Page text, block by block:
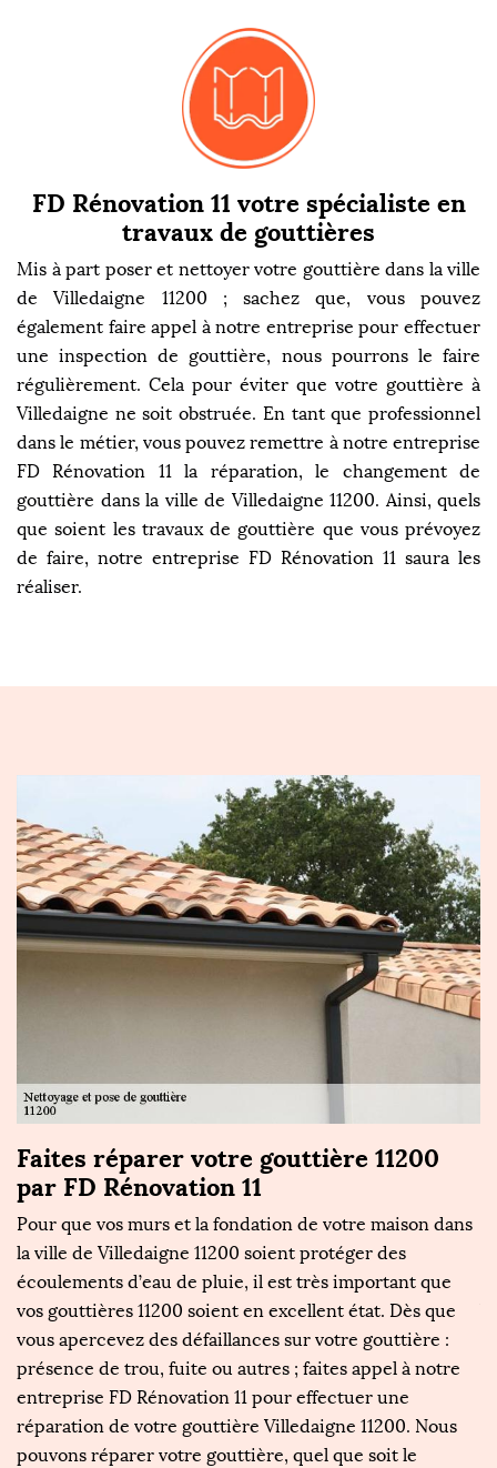
FD Rénovation 11 votre spécialiste en
travaux de gouttières
Mis à part poser et nettoyer votre gouttière dans la ville
de Villedaigne 11200 ; sachez que, vous pouvez
également faire appel à notre entreprise pour effectuer
une inspection de gouttière, nous pourrons le faire
régulièrement. Cela pour éviter que votre gouttière à
Villedaigne ne soit obstruée. En tant que professionnel
dans le métier, vous pouvez remettre à notre entreprise
FD Rénovation 11 la réparation, le changement de
gouttière dans la ville de Villedaigne 11200. Ainsi, quels
que soient les travaux de gouttière que vous prévoyez
de faire, notre entreprise FD Rénovation 11 saura les
réaliser.
Faites réparer votre gouttière 11200
par FD Rénovation 11
Pour que vos murs et la fondation de votre maison dans
la ville de Villedaigne 11200 soient protéger des
écoulements d’eau de pluie, il est très important que
vos gouttières 11200 soient en excellent état. Dès que
vous apercevez des défaillances sur votre gouttière :
présence de trou, fuite ou autres ; faites appel à notre
entreprise FD Rénovation 11 pour effectuer une
réparation de votre gouttière Villedaigne 11200. Nous
pouvons réparer votre gouttière, quel que soit le